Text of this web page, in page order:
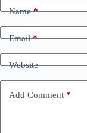
Name*
Email*
Website
Add Comment *